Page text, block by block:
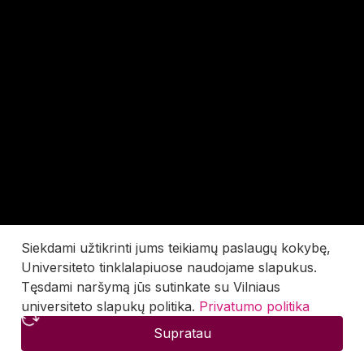
Siekdami užtikrinti jums teikiamų paslaugų kokybę,
Universiteto tinklalapiuose naudojame slapukus.
Tęsdami naršymą jūs sutinkate su Vilniaus
universiteto slapukų politika. Privatumo politika
Supratau